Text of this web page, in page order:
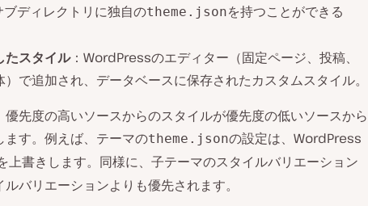
ディレクトリに独自のtheme.jsonを持つことができる
たスタイル：WordPressのエディター（固定ページ、投稿、
）で追加され、データベースに保存されたカスタムスタイル。
先度の高いソースからのスタイルが優先度の低いソースから
す。例えば、テーマのtheme.jsonの設定は、WordPress
上書きします。同様に、子テーマのスタイルバリエーション
バリエーションよりも優先されます。